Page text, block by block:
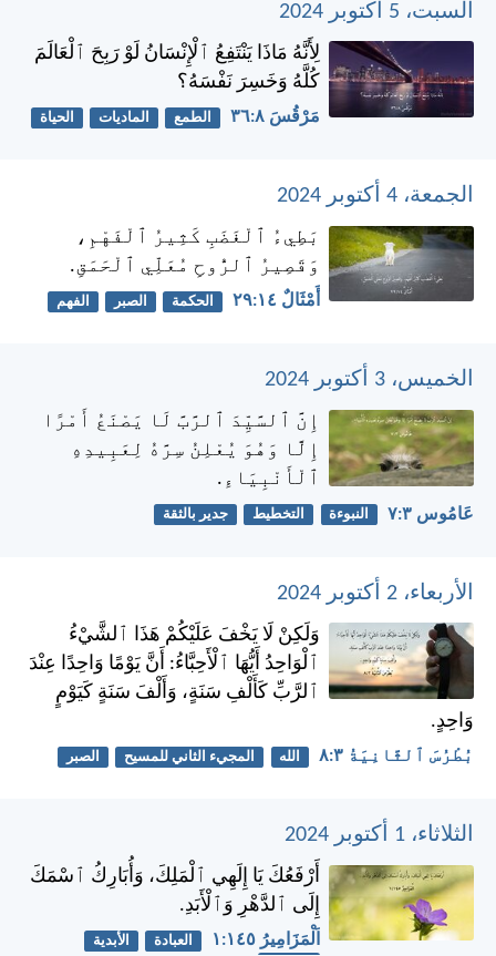
السبت، 5 أكتوبر 2024
لِأَنَّهُ مَاذَا يَنْتَفِعُ ٱلْإِنْسَانُ لَوْ رَبِحَ ٱلْعَالَمَ
كُلَّهُ وَخَسِرَ نَفْسَهُ؟
مَرْقُسَ ٨:‏٣٦ الطمع الماديات الحياة
الجمعة، 4 أكتوبر 2024
بَطِيءُ ٱلْغَضَبِ كَثِيرُ ٱلْفَهْمِ،
وَقَصِيرُ ٱلرُّوحِ مُعَلِّي ٱلْحَمَقِ.
أَمْثَالٌ ١٤:‏٢٩ الحكمة الصبر الفهم
الخميس، 3 أكتوبر 2024
إِنَّ ٱلسَّيِّدَ ٱلرَّبَّ لَا يَصْنَعُ أَمْرًا
إِلَّا وَهُوَ يُعْلِنُ سِرَّهُ لِعَبِيدِهِ
ٱلْأَنْبِيَاءِ.
عَامُوس ٣:‏٧ النبوءة التخطيط جدير بالثقة
الأربعاء، 2 أكتوبر 2024
وَلَكِنْ لَا يَخْفَ عَلَيْكُمْ هَذَا ٱلشَّيْءُ
ٱلْوَاحِدُ أَيُّهَا ٱلْأَحِبَّاءُ: أَنَّ يَوْمًا وَاحِدًا عِنْدَ
ٱلرَّبِّ كَأَلْفِ سَنَةٍ، وَأَلْفَ سَنَةٍ كَيَوْمٍ
وَاحِدٍ.
بُطْرُسَ ٱلثَّانِيَةُ ٣:‏٨ الله المجيء الثاني للمسيح الصبر
الثلاثاء، 1 أكتوبر 2024
أَرْفَعُكَ يَا إِلَهِي ٱلْمَلِكَ، وَأُبَارِكُ ٱسْمَكَ
إِلَى ٱلدَّهْرِ وَٱلْأَبَدِ.
اَلْمَزَامِيرُ ١٤٥:‏١ العبادة
الأبدية